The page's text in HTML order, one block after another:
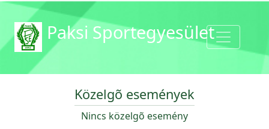
Paksi Sportegyesület
Közelgõ események
Nincs közelgõ esemény